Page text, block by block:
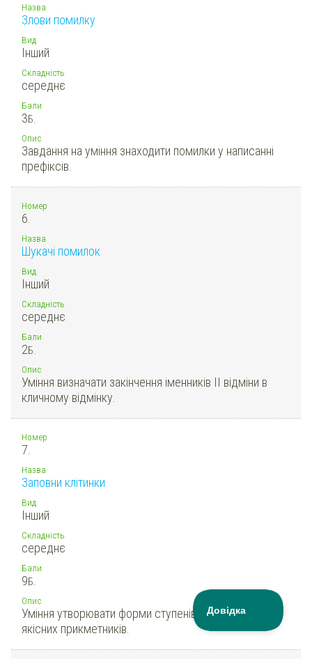
Назва
Злови помилку
Вид
Інший
Складність
середнє
Бали
3Б.
Опис
Завдання на уміння знаходити помилки у написанні
префіксів.
Номер
6.
Назва
Шукачі помилок
Вид
Інший
Складність
середнє
Бали
2Б.
Опис
Уміння визначати закінчення іменників ІІ відміни в
кличному відмінку.
Номер
7.
Назва
Заповни клітинки
Вид
Інший
Складність
середнє
Бали
9Б.
Опис
Уміння утворювати форми ступенів порівняння
якісних прикметників.